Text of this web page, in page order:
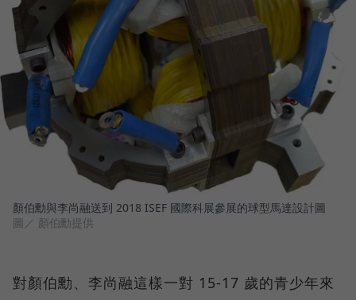
顏伯勳與李尚融送到 2018 ISEF 國際科展參展的球型馬達設計圖
圖／ 顏伯勳提供
對顏伯勳、李尚融這樣一對 15-17 歲的青少年來